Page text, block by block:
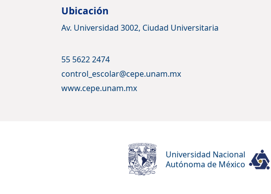
Ubicación
Av. Universidad 3002, Ciudad Universitaria
55 5622 2474
control_escolar@cepe.unam.mx
www.cepe.unam.mx
Universidad Nacional
Autónoma de México